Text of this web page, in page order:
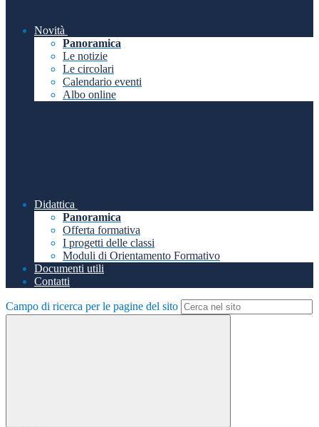
Novità
Panoramica
Le notizie
Le circolari
Calendario eventi
Albo online
Didattica
Panoramica
Offerta formativa
I progetti delle classi
Moduli di Orientamento Formativo
Documenti utili
Contatti
Campo di ricerca per le pagine del sito